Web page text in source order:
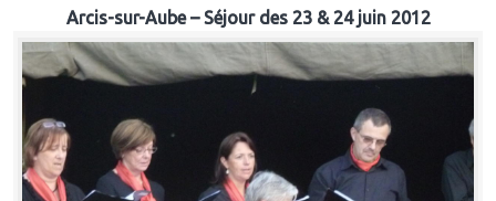
Arcis-sur-Aube – Séjour des 23 & 24 juin 2012